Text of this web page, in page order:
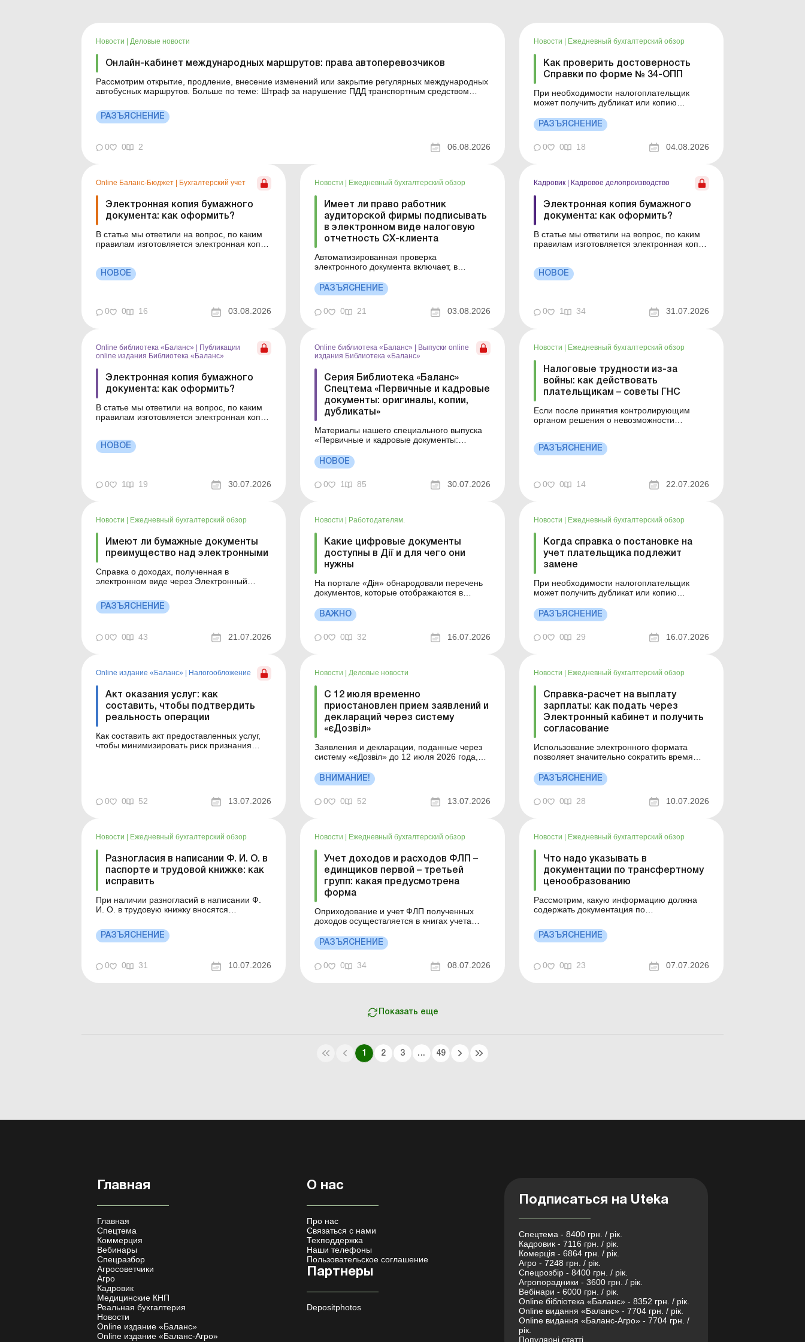
Новости Деловые новости
Онлайн-кабинет международных маршрутов: права автоперевозчиков
Рассмотрим открытие, продление, внесение изменений или закрытие регулярных международных
автобусных маршрутов. Больше по теме: Штраф за нарушение ПДД транспортным средством
Министерство по восстановлению, инфраструк...
РАЗЪЯСНЕНИЕ
0 0 2 06.08.2026
Новости Ежедневный бухгалтерский обзор
Как проверить достоверность
Справки по форме № 34-ОПП
При необходимости налогоплательщик
может получить дубликат или копию
налогоплательщика, сведения о котором не
подлежат включению в Единый
государственный реестр юридических лиц,
физических лиц – предпринимателей и
РАЗЪЯСНЕНИЕ
0 0 18 04.08.2026
Online Баланс-Бюджет Бухгалтерский учет
Электронная копия бумажного
документа: как оформить?
В статье мы ответили на вопрос, по каким
правилам изготовляется электронная копия
бизнес переходит на электронный
документооборот, и это позволяет
п...
НОВОЕ
0 0 16 03.08.2026
Новости Ежедневный бухгалтерский обзор
Имеет ли право работник
аудиторской фирмы подписывать
в электронном виде налоговую
отчетность СХ-клиента
Автоматизированная проверка
электронного документа включает, в
электронного документа подписывающим.
Для предоставления другим лицам права
подписи электронных документов
руководителем в контролирующий орган
РАЗЪЯСНЕНИЕ
0 0 21 03.08.2026
Кадровик Кадровое делопроизводство
Электронная копия бумажного
документа: как оформить?
В статье мы ответили на вопрос, по каким
правилам изготовляется электронная копия
документооборот, и это позволяет
значительно сократить время на
полезн...
НОВОЕ
0 1 34 31.07.2026
Online библиотека «Баланс» | Публикации
online издания Библиотека «Баланс»
Электронная копия бумажного
документа: как оформить?
В статье мы ответили на вопрос, по каким
правилам изготовляется электронная копия
кадровые документы: оригиналы, копии,
дубликаты» Сейчас почти весь бизнес
НОВОЕ
0 1 19 30.07.2026
Online библиотека «Баланс» | Выпуски online
издания Библиотека «Баланс»
Серия Библиотека «Баланс»
Спецтема «Первичные и кадровые
документы: оригиналы, копии,
дубликаты»
Материалы нашего специального выпуска
«Первичные и кадровые документы:
разобраться в этих правилах. Здесь мы
подробно рассказали, в чем разница между
оригиналами, копиями и дубликатами
документов, в каких случаях они могут
НОВОЕ
0 1 85 30.07.2026
Новости | Ежедневный бухгалтерский обзор
Налоговые трудности из-за
войны: как действовать
плательщикам – советы ГНС
Если после принятия контролирующим
органом решения о невозможности
выполнять, он обязан не позднее 60
календарных дней с первого дня месяца,
контролирующий орган, пода...
РАЗЪЯСНЕНИЕ
0 0 14 22.07.2026
Новости | Ежедневный бухгалтерский обзор
Имеют ли бумажные документы
преимущество над электронными
Справка о доходах, полученная в
электронном виде через Электронный
квалифицированной электронной печатью
ГНС, является официальным аналогом
несвоевременную регистрацию НН/РК Как
РАЗЪЯСНЕНИЕ
0 0 43 21.07.2026
Новости | Работодателям.
Какие цифровые документы
доступны в Дії и для чего они
нужны
На портале «Дія» обнародовали перечень
документов, которые отображаются в
чего они – узнайте из этого материала.
Больше по теме: Когда и как подать
декларацию об имущественном состоянии
и доходах В приложении «Дія» уже досту...
ВАЖНО
0 0 32 16.07.2026
Новости | Ежедневный бухгалтерский обзор
Когда справка о постановке на
учет плательщика подлежит
замене
При необходимости налогоплательщик
может получить дубликат или копию
в контролирующий орган. Детальнее см.
ниже. Больше по теме: Участник/член
юрлица находится на временно
оккупированной территории или за
РАЗЪЯСНЕНИЕ
0 0 29 16.07.2026
Online издание «Баланс» Налогообложение
Акт оказания услуг: как
составить, чтобы подтвердить
реальность операции
Как составить акт предоставленных услуг,
чтобы минимизировать риск признания
этом – в статье. Баланс № 28 о...
0 0 52 13.07.2026
Новости Деловые новости
С 12 июля временно
приостановлен прием заявлений и
деклараций через систему
«єДозвіл»
Заявления и декларации, поданные через
систему «єДозвіл» до 12 июля 2026 года,
соответствующими органами в
установленном законодательством
работников, занятых на работах по
ВНИМАНИЕ!
0 0 52 13.07.2026
Новости Ежедневный бухгалтерский обзор
Справка-расчет на выплату
зарплаты: как подать через
Электронный кабинет и получить
согласование
Использование электронного формата
позволяет значительно сократить время
результат их обработки. Детали см. ниже.
Больше по теме: Как уплатить налоги через
статус налоговой накладной в Электронном
РАЗЪЯСНЕНИЕ
0 0 28 10.07.2026
Новости Ежедневный бухгалтерский обзор
Разногласия в написании Ф. И. О. в
паспорте и трудовой книжке: как
исправить
При наличии разногласий в написании Ф.
И. О. в трудовую книжку вносятся
теме: Исправление записи в трудовой
книжке Виправлення запису в трудовій
трудовой деят...
РАЗЪЯСНЕНИЕ
0 0 31 10.07.2026
Новости Ежедневный бухгалтерский обзор
Учет доходов и расходов ФЛП –
единщиков первой – третьей
групп: какая предусмотрена
форма
Оприходование и учет ФЛП полученных
доходов осуществляется в книгах учета
путем помесячного отражения полученных
доходов в порядке, определенном НКУ.
Подробно см. далее. Больше по теме:
Опасные ошибки предпринимателей-
РАЗЪЯСНЕНИЕ
0 0 34 08.07.2026
Новости Ежедневный бухгалтерский обзор
Что надо указывать в
документации по трансфертному
ценообразованию
Рассмотрим, какую информацию должна
содержать документация по
подается в контролирующий орган по
контролируемым операциям, указанным в
Электронный кабинет Электронная
РАЗЪЯСНЕНИЕ
0 0 23 07.07.2026
Показать еще
1 2 3 ... 49
Главная
Главная
Спецтема
Коммерция
Вебинары
Спецразбор
Агросоветчики
Агро
Кадровик
Медицинские КНП
Реальная бухгалтерия
Новости
Online издание «Баланс»
Online издание «Баланс-Агро»
О нас
Про нас
Связаться с нами
Техподдержка
Наши телефоны
Пользовательское соглашение
Партнеры
Depositphotos
Подписаться на Uteka
Спецтема - 8400 грн. / рік.
Кадровик - 7116 грн. / рік.
Комерція - 6864 грн. / рік.
Агро - 7248 грн. / рік.
Спецрозбір - 8400 грн. / рік.
Агропорадники - 3600 грн. / рік.
Вебінари - 6000 грн. / рік.
Online бібліотека «Баланс» - 8352 грн. / рік.
Online видання «Баланс» - 7704 грн. / рік.
Online видання «Баланс-Агро» - 7704 грн. /
рік.
Популярні статті